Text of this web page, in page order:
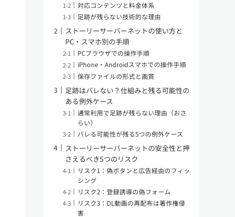
対応コンテンツと料金体系
足跡が残らない技術的な理由
ストーリーサーバーネットの使い方と
PC・スマホ別の手順
PCブラウザでの操作手順
iPhone・Androidスマホでの操作手順
保存ファイルの形式と画質
足跡はバレない？仕組みと残る可能性の
ある例外ケース
通常利用で足跡が残らない理由（おさ
らい）
バレる可能性が残る5つの例外ケース
ストーリーサーバーネットの安全性と押
さえるべき5つのリスク
リスク1：偽ボタンと広告経由のフィッ
シング
リスク2：登録誘導の偽フォーム
リスク3：DL動画の再配布は著作権侵
害